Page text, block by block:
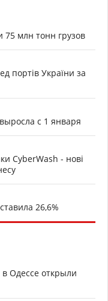
млн тонн грузов
портів України за
с 1 января
CyberWash - нові
26,6%
Одессе открыли